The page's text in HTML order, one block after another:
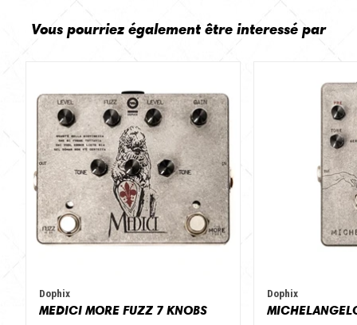
Vous pourriez également être interessé par
Dophix
MEDICI MORE FUZZ 7 KNOBS
Dophix